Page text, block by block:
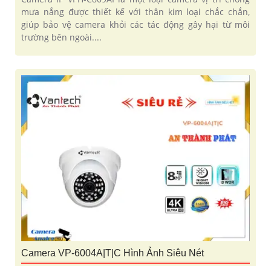
mưa nắng được thiết kế với thân kim loại chắc chắn,
giúp bảo vệ camera khỏi các tác động gây hại từ môi
trường bên ngoài....
Camera VP-6004A|T|C Hình Ảnh Siêu Nét